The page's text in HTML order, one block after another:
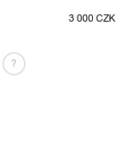
3 000 CZK
?